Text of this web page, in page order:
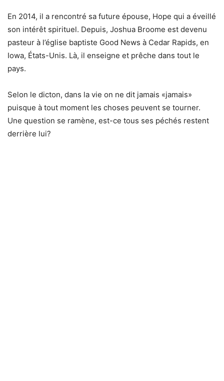
En 2014, il a rencontré sa future épouse, Hope qui a éveillé
son intérêt spirituel. Depuis, Joshua Broome est devenu
pasteur à l’église baptiste Good News à Cedar Rapids, en
Iowa, États-Unis. Là, il enseigne et prêche dans tout le
pays.
Selon le dicton, dans la vie on ne dit jamais «jamais»
puisque à tout moment les choses peuvent se tourner.
Une question se ramène, est-ce tous ses péchés restent
derrière lui?